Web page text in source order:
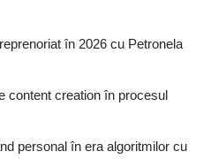
în 2026 cu Petronela
content creation în procesul
personal în era algoritmilor cu